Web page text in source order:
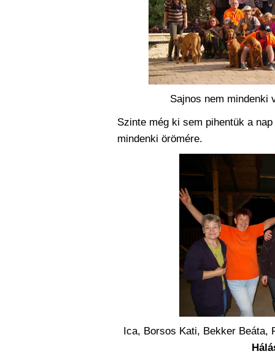
Sajnos nem
Szinte még ki sem pihentük a
mindenki örömére.
Ica, Borsos Kati, Bekker